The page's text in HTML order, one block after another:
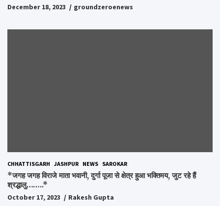
December 18, 2023 groundzeroenews
CHHATTISGARH JASHPUR NEWS SAROKAR
*जगह जगह विराजे माता भवानी, दुर्गा पूजा से क्षेत्र हुआ भक्तिमय, जुट रहे हैं
श्रद्धालु……..*
October 17, 2023 Rakesh Gupta